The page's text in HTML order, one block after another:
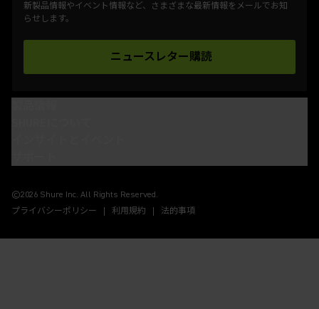
新製品情報やイベント情報など、さまざまな最新情報をメールでお知
らせします。
ニュースレター購読
(Opens in a new tab)
©2026 Shure Inc. All Rights Reserved.
プライバシーポリシー
利用規約 法的事項